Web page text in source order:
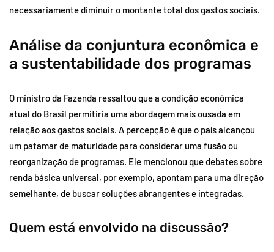
necessariamente diminuir o montante total dos gastos sociais.
Análise da conjuntura econômica e
a sustentabilidade dos programas
O ministro da Fazenda ressaltou que a condição econômica
atual do Brasil permitiria uma abordagem mais ousada em
relação aos gastos sociais. A percepção é que o país alcançou
um patamar de maturidade para considerar uma fusão ou
reorganização de programas. Ele mencionou que debates sobre
renda básica universal, por exemplo, apontam para uma direção
semelhante, de buscar soluções abrangentes e integradas.
Quem está envolvido na discussão?